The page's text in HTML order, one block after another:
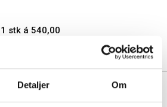
Detaljer Om
1 stk á 540,00
Lintex Bowl Fog tilbehørssæt
15x15cm grå